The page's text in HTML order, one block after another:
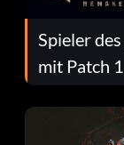
Spieler
mit Patch